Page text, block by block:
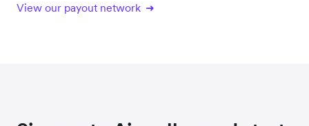
View our payout network